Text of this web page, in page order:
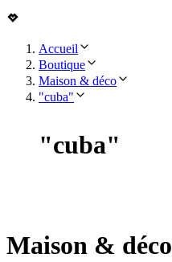
Accueil
Boutique
Maison & déco
"cuba"
"cuba"
Maison & déco